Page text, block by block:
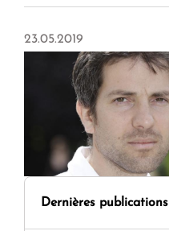
23.05.2019
Dernières publications